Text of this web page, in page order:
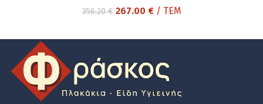
356.20€ Original
267.00 €Η
267.00 €.
/ ΤΕΜ